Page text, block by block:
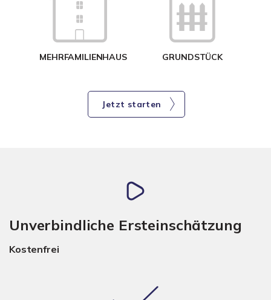
MEHRFAMILIENHAUS GRUNDSTÜCK
Jetzt starten
Unverbindliche Ersteinschätzung
Kostenfrei